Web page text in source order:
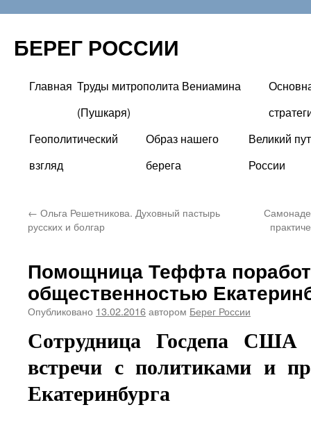
БЕРЕГ РОССИИ
Перейти
содержимому
Главная Труды митрополита Вениамина
(Пушкаря)
Геополитический
взгляд
Образ нашего
берега
Великий
России
← Ольга Решетникова. Духовный пастырь
русских и болгар
Помощница Теффта
общественностью
Опубликовано 13.02.2016автором Берег России
Сотрудница Госдепа США
встречи с политиками и
Екатеринбурга